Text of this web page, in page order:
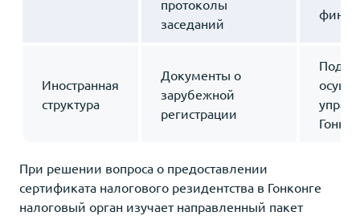
протоколы
заседаний
Иностранная
структура
Документы о
зарубежной
регистрации
При решении вопроса о предоставлении
сертификата налогового резидентства в Гонконге
налоговый орган изучает направленный пакет